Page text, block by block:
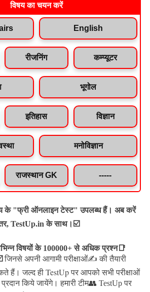
विषय का चयन करें
English
रीजनिंग कम्प्यूटर
भूगोल
इतिहास विज्ञान
मनोविज्ञान
राजस्थान GK -----
के "फ्री ऑनलाइन टेस्ट" उपलब्ध हैं। अब करें
TestUp.in के साथ।☑️
विषयों के 100000+ से अधिक प्रश्न📑
जिनसे अपनी आगामी परीक्षाओं✍️ की तैयारी
हैं।जल्द ही TestUp पर आपको सभी परीक्षाओं
किये जायेंगे। हमारी टीम👥 TestUp पर